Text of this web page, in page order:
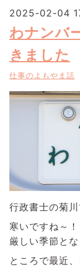
2025-02-04
わナンバ
きました
仕事のよもやま話
行政書士の菊川
寒いですね～
厳しい季節とな
ところで最近